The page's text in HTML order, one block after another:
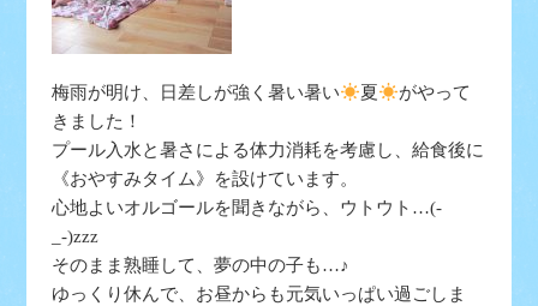
梅雨が明け、日差しが強く暑い暑い 夏
がやって
きました！
プール入水と暑さによる体力消耗を考慮し、給食後に
《おやすみタイム》を設けています。
心地よいオルゴールを聞きながら、ウトウト…(-
_-)zzz
そのまま熟睡して、夢の中の子も…♪
ゆっくり休んで、お昼からも元気いっぱい過ごしま